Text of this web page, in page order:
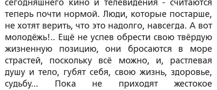
сегодняшнего кино и телевидения - считаются
теперь почти нормой. Люди, которые постарше,
не хотят верить, что это надолго, навсегда. А вот
молодёжь!.. Ещё не успев обрести свою твёрдую
жизненную позицию, они бросаются в море
страстей, поскольку всё можно, и, растлевая
душу и тело, губят себя, свою жизнь, здоровье,
судьбу... Пока не приходят жестокое